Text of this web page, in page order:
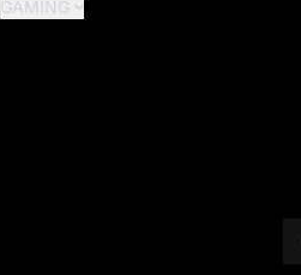
GAMING